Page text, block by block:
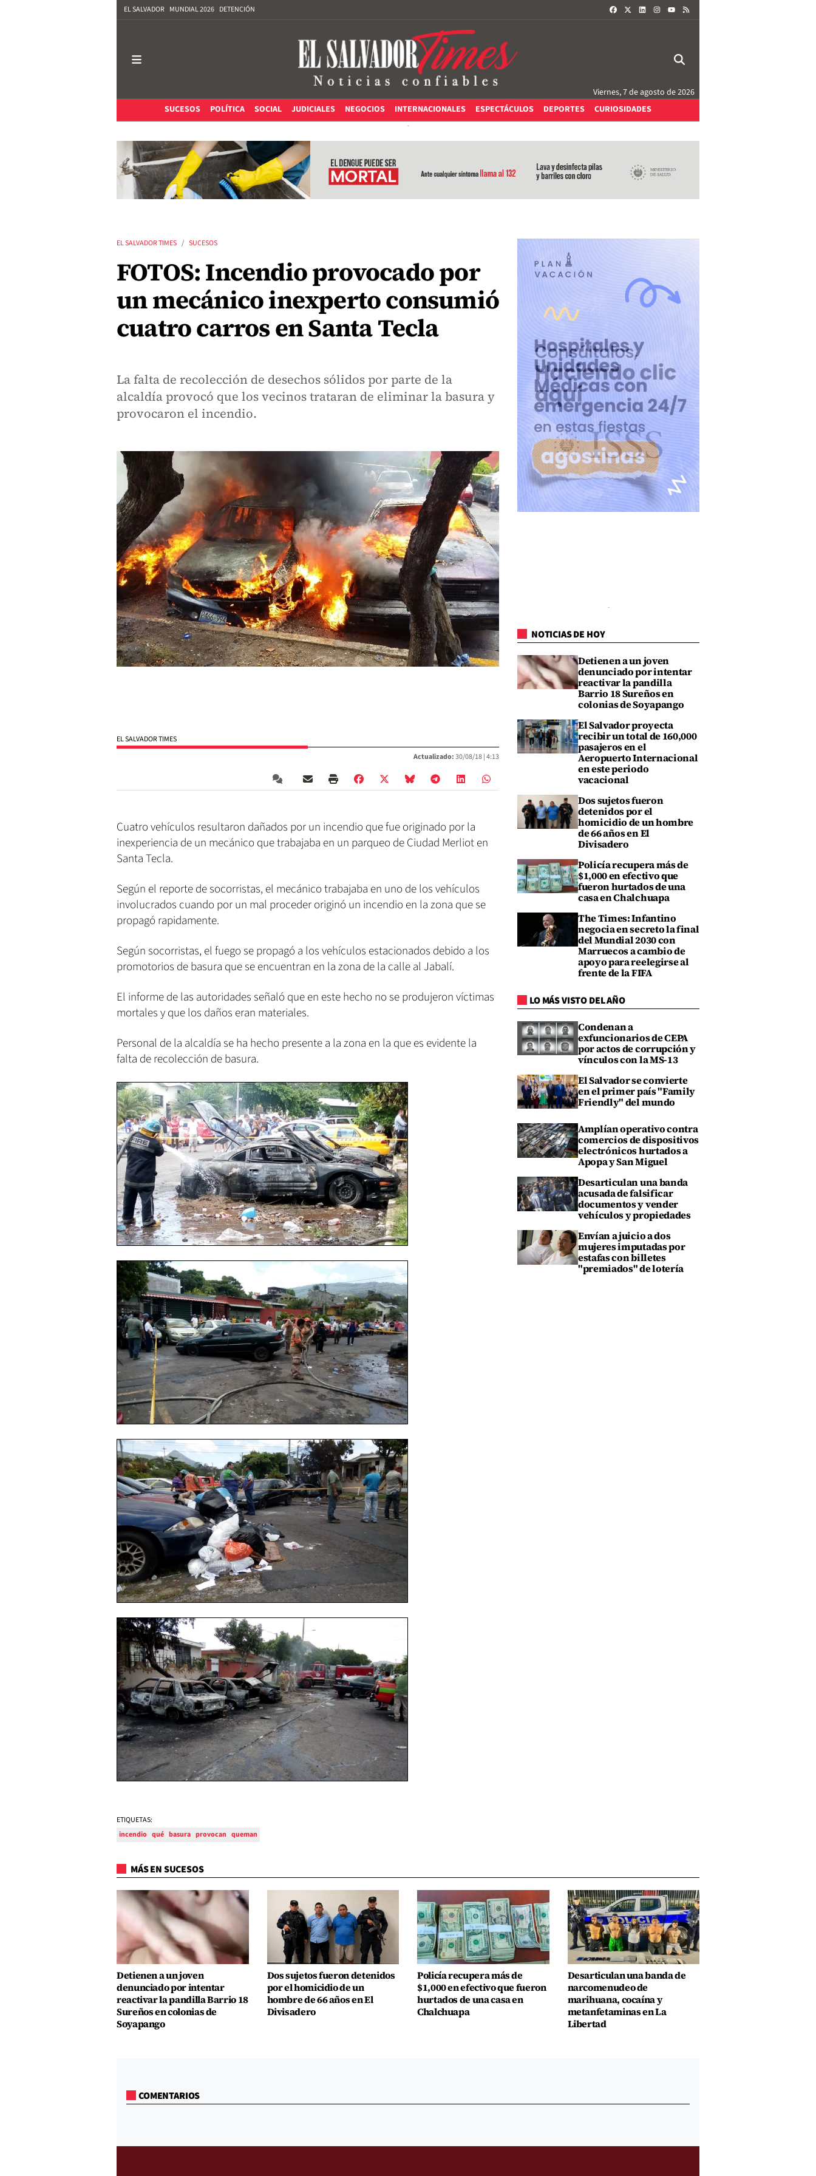
EL SALVADOR MUNDIAL 2026 DETENCIÓN FACEBOOKLINKEDININSTAGRAM
Viernes, 7 de agosto de 2026
SUCESOS
POLÍTICA SOCIAL JUDICIALES NEGOCIOS INTERNACIONALES ESPECTÁCULOS DEPORTES CURIOSIDADES
EL SALVADOR TIMES SUCESOS
FOTOS: Incendio provocado por
un mecánico inexperto consumió
cuatro carros en Santa Tecla
La falta de recolección de desechos sólidos por parte de la
alcaldía provocó que los vecinos trataran de eliminar la basura y
provocaron el incendio.
EL SALVADOR TIMES
Actualizado:30/08/18 |4:13
Cuatro vehículos resultaron dañados por un incendio que fue originado por la
inexperiencia de un mecánico que trabajaba en un parqueo de Ciudad Merliot en
Santa Tecla.
Según el reporte de socorristas, el mecánico trabajaba en uno de los vehículos
involucrados cuando por un mal proceder originó un incendio en la zona que se
propagó rapidamente.
Según socorristas, el fuego se propagó a los vehículos estacionados debido a los
promotorios de basura que se encuentran en la zona de la calle al Jabalí.
El informe de las autoridades señaló que en este hecho no se produjeron víctimas
mortales y que los daños eran materiales.
Personal de la alcaldía se ha hecho presente a la zona en la que es evidente la
falta de recolección de basura.
ETIQUETAS:
incendio qué basura provocan queman
NOTICIAS DE HOY
Detienen a un joven
denunciado por intentar
reactivar la pandilla
Barrio 18 Sureños en
colonias de Soyapango
El Salvador proyecta
recibir un total de 160,000
pasajeros en el
Aeropuerto Internacional
en este periodo
vacacional
Dos sujetos fueron
detenidos por el
homicidio de un hombre
de 66 años en El
Divisadero
Policía recupera más de
$1,000 en efectivo que
fueron hurtados de una
casa en Chalchuapa
The Times: Infantino
negocia en secreto la final
del Mundial 2030 con
Marruecos a cambio de
apoyo para reelegirse al
frente de la FIFA
LO MÁS VISTO DEL AÑO
Condenan a
exfuncionarios de CEPA
por actos de corrupción y
vínculos con la MS-13
El Salvador se convierte
en el primer país "Family
Friendly" del mundo
Amplían operativo contra
comercios de dispositivos
electrónicos hurtados a
Apopa y San Miguel
Desarticulan una banda
acusada de falsificar
documentos y vender
vehículos y propiedades
Envían a juicio a dos
mujeres imputadas por
estafas con billetes
"premiados" de lotería
MÁS EN SUCESOS
Detienen a un joven
denunciado por intentar
reactivar la pandilla Barrio 18
Sureños en colonias de
Soyapango
Dos sujetos fueron detenidos
por el homicidio de un
hombre de 66 años en El
Divisadero
Policía recupera más de
$1,000 en efectivo que fueron
hurtados de una casa en
Chalchuapa
Desarticulan una banda de
narcomenudeo de
marihuana, cocaína y
metanfetaminas en La
Libertad
COMENTARIOS